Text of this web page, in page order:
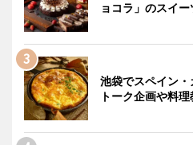
ョコラ」のスイ
池袋でスペイン
トーク企画や料